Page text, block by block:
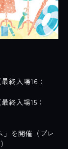
終入場16：
終入場15：
」を開催（プレ